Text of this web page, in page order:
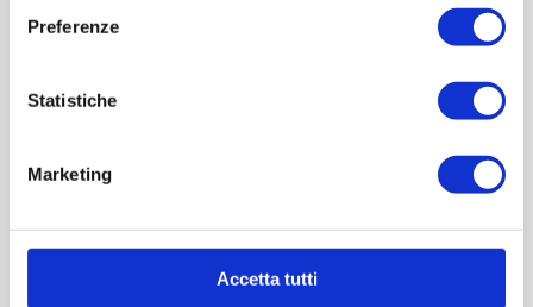
Preferenze
Statistiche
Marketing
Accetta tutti
ACQUISTA